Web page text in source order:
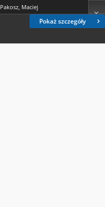
Pokaż szczegóły
Pakosz, Maciej